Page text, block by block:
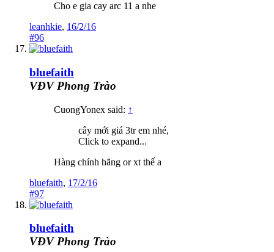
Cho e gia cay arc 11 a nhe
leanhkie, 16/2/16
#96
bluefaith
VĐV Phong Trào
CuongYonex said: ↑
cây mới giá 3tr em nhé,
Click to expand...
Hàng chính hãng or xt thế a
bluefaith, 17/2/16
#97
bluefaith
VĐV Phong Trào